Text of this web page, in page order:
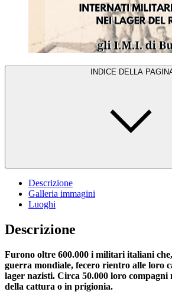
INDICE DELLA
Descrizione
Galleria immagini
Luoghi
Descrizione
Furono oltre 600.000 i militari italiani
guerra mondiale, fecero rientro alle loro
lager nazisti. Circa 50.000 loro compagni
della cattura o in prigionia.